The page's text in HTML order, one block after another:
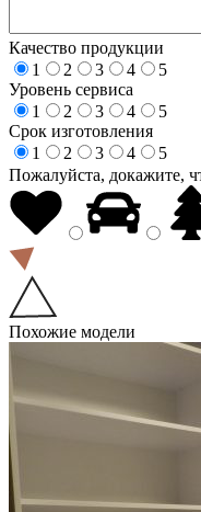
Качество продукции
1
2 3 4
5
Уровень сервиса
1
2 3 4
5
Срок изготовления
1
2 3 4
5
Пожалуйста, докажите,
Похожие модели